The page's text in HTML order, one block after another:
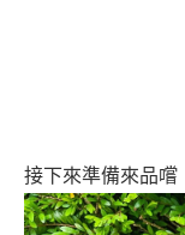
接下來準備來品嚐